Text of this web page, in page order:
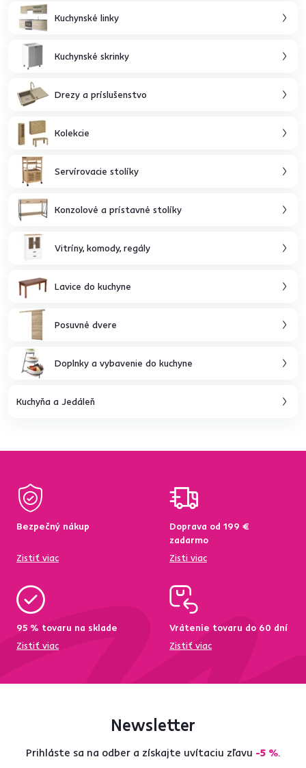
Kuchynské linky
Kuchynské skrinky
Drezy a príslušenstvo
Kolekcie
Servírovacie stolíky
Konzolové a prístavné stolíky
Vitríny, komody, regály
Lavice do kuchyne
Posuvné dvere
Doplnky a vybavenie do kuchyne
Kuchyňa a Jedáleň
Bezpečný nákup
Zistiť viac
Doprava od 199 €
zadarmo
Zisti viac
95 % tovaru na sklade
Zistiť viac
Vrátenie tovaru do 60 dní
Zistiť viac
Newsletter
Prihláste sa na odber a získajte uvítaciu zľavu -5 %.